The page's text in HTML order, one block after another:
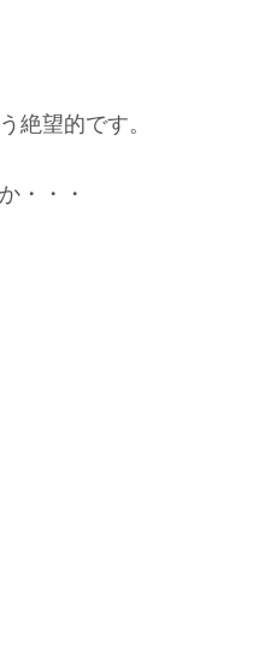
絶望的です。
・・・